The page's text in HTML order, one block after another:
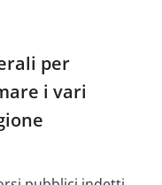
per
i vari